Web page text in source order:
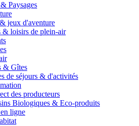
Paysages
jeux d'aventure
& loisirs de plein-air
& Gîtes
de séjours & d'activités
des producteurs
Biologiques & Eco-produits
ligne